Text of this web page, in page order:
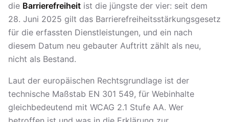
die Barrierefreiheit ist die jüngste der vier: seit dem
28. Juni 2025 gilt das Barrierefreiheitsstärkungsgesetz
für die erfassten Dienstleistungen, und ein nach
diesem Datum neu gebauter Auftritt zählt als neu,
nicht als Bestand.
Laut der europäischen Rechtsgrundlage ist der
technische Maßstab EN 301 549, für Webinhalte
gleichbedeutend mit WCAG 2.1 Stufe AA. Wer